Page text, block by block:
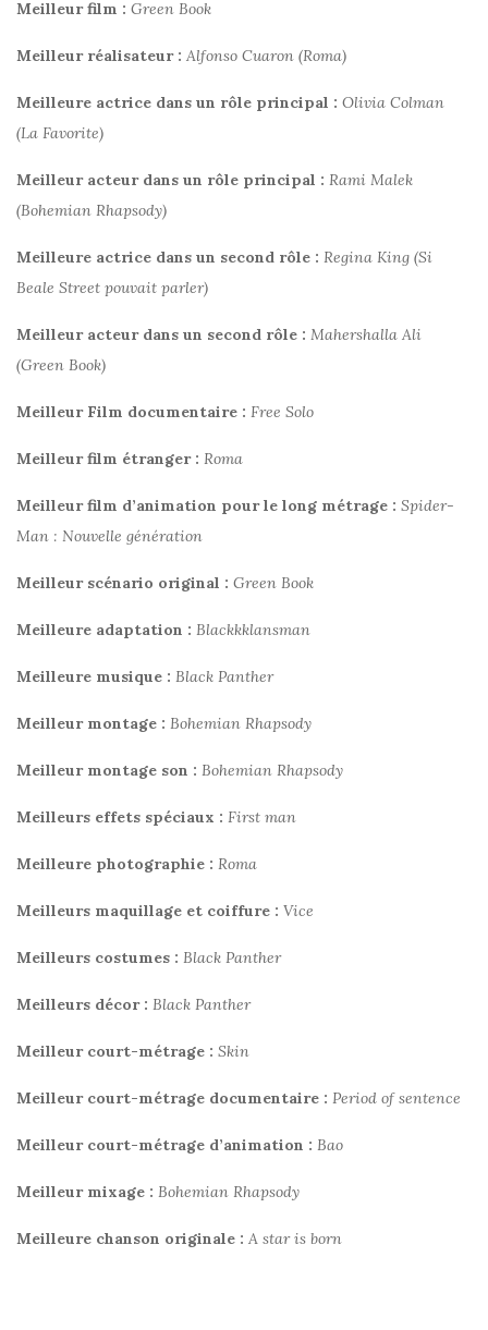
Meilleur film : Green Book
Meilleur réalisateur : Alfonso Cuaron (Roma)
Meilleure actrice dans un rôle principal : Olivia Colman
(La Favorite)
Meilleur acteur dans un rôle principal : Rami Malek
(Bohemian Rhapsody)
Meilleure actrice dans un second rôle : Regina King (Si
Beale Street pouvait parler)
Meilleur acteur dans un second rôle : Mahershalla Ali
(Green Book)
Meilleur Film documentaire : Free Solo
Meilleur film étranger : Roma
Meilleur film d’animation pour le long métrage : Spider-
Man : Nouvelle génération
Meilleur scénario original : Green Book
Meilleure adaptation : Blackkklansman
Meilleure musique : Black Panther
Meilleur montage : Bohemian Rhapsody
Meilleur montage son : Bohemian Rhapsody
Meilleurs effets spéciaux : First man
Meilleure photographie : Roma
Meilleurs maquillage et coiffure : Vice
Meilleurs costumes : Black Panther
Meilleurs décor : Black Panther
Meilleur court-métrage : Skin
Meilleur court-métrage documentaire : Period of sentence
Meilleur court-métrage d’animation : Bao
Meilleur mixage : Bohemian Rhapsody
Meilleure chanson originale : A star is born